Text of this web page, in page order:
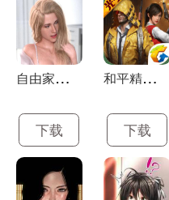
自
由家庭破解版
下载
和
平精英开挂软件免费下载
下载